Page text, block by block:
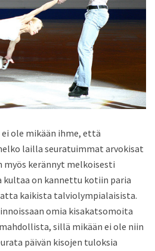
ole mikään ihme, että
lailla seuratuimmat arvokisat
myös kerännyt melkoisesti
kultaa on kannettu kotiin paria
kaikista talviolympialaisista.
omia kisakatsomoita
sillä mikään ei ole niin
päivän kisojen tuloksia